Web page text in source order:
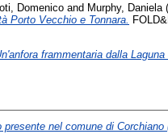
Domenico and Murphy, Daniela
Porto Vecchio e Tonnara.
frammentaria dalla Laguna
nel comune di